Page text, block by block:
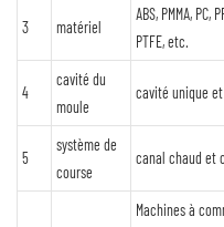
3 matériel
ABS, PMMA, PC,
PTFE, etc.
4
cavité du
moule
cavité unique
5
système de
course
canal chaud et
Machines à